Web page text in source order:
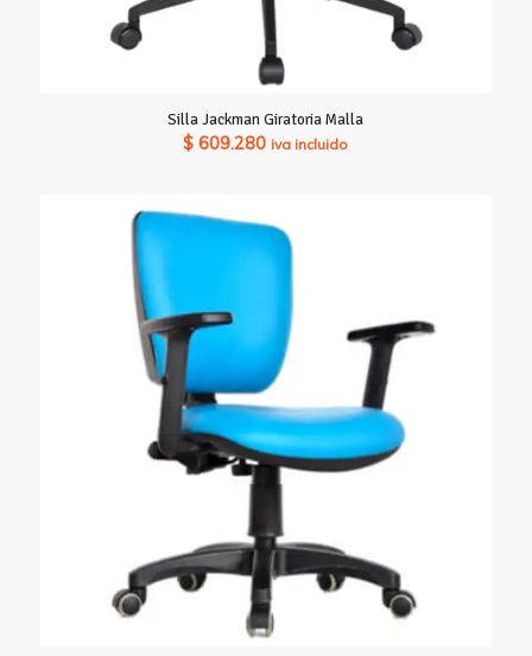
Silla Jackman Giratoria Malla
$ 609.280 iva incluido